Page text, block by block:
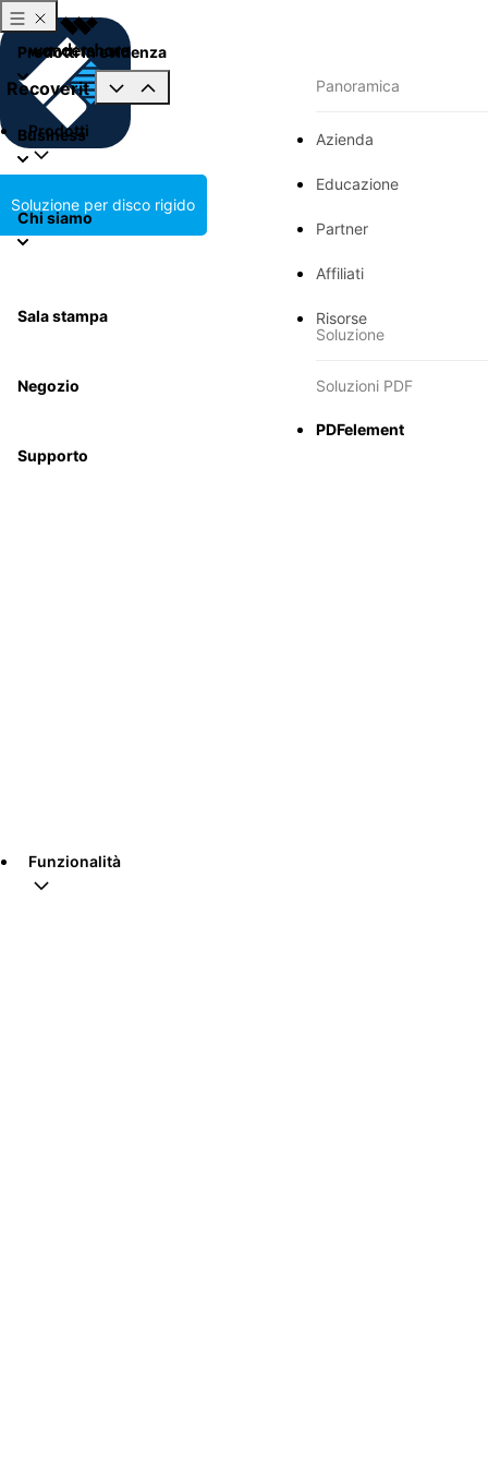
Prodotti in evidenza
Business
Panoramica
Azienda
Educazione
Partner
Affiliati
Risorse
Soluzione
Soluzioni PDF
PDFelement
Chi siamo
Sala stampa
Negozio
Supporto
Recoverit
Prodotti
Funzionalità
Soluzione per disco rigido